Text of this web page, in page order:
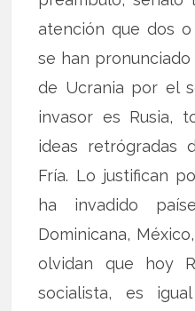
atención que dos
se han
de Ucrania por el
invasor es Rusia,
ideas retrógradas
Fría. Lo justifican
ha invadido
Dominicana,
olvidan que hoy
socialista, es